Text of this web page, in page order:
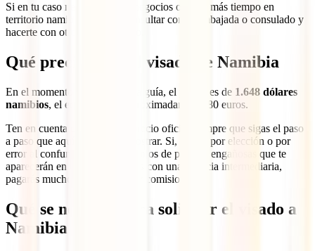
Si en tu caso necesitas hacer negocios o pasar más tiempo en
territorio namibio, deberás consultar con la embajada o consulado y
hacerte con otro tipo de visado.
Qué precio tiene el visado de Namibia
En el momento de escribir esta guía, el precio es de 1.648 dólares
namibios, el equivalente a aproximadamente 80 euros.
Ten en cuenta que este es el precio oficial siempre que sigas el paso
a paso que aquí te vamos a mostrar. Si, ya sea por elección o por
error al confundirte con las cientos de páginas engañosas que te
aparecerán en Google, lo haces con una agencia intermediaria,
pagarás mucho más por tasas y comisiones.
Qué se necesita para solicitar el visado a
Namibia online